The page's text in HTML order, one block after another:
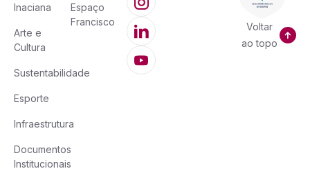
Inaciana
Arte e
Cultura
Sustentabilidade
Esporte
Infraestrutura
Documentos
Institucionais
Espaço
Francisco
Voltar
ao topo